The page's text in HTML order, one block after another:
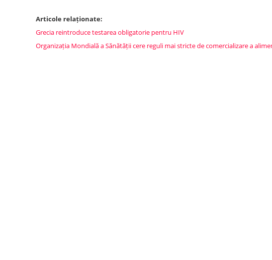
Articole relaționate:
Grecia reintroduce testarea obligatorie pentru HIV
Organizația Mondială a Sănătății cere reguli mai stricte de comercializare a